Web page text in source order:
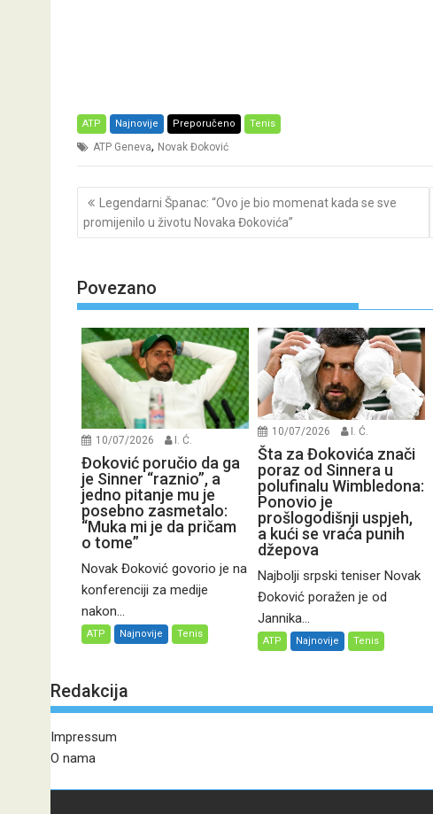
ATP Najnovije Preporučeno Tenis
ATP Geneva, Novak Đoković
Post
navigation
Legendarni Španac: “Ovo je bio momenat kada se sve
promijenilo u životu Novaka Đokovića”
Povezano
10/07/2026 I. Ć.
Đoković poručio da ga
je Sinner “raznio”, a
jedno pitanje mu je
posebno zasmetalo:
“Muka mi je da pričam
o tome”
Novak Đoković govorio je na
konferenciji za medije
nakon...
ATP Najnovije Tenis
10/07/2026 I. Ć.
Šta za Đokovića znači
poraz od Sinnera u
polufinalu Wimbledona:
Ponovio je
prošlogodišnji uspjeh,
a kući se vraća punih
džepova
Najbolji srpski teniser Novak
Đoković poražen je od
Jannika...
ATP Najnovije Tenis
Redakcija
Impressum
O nama